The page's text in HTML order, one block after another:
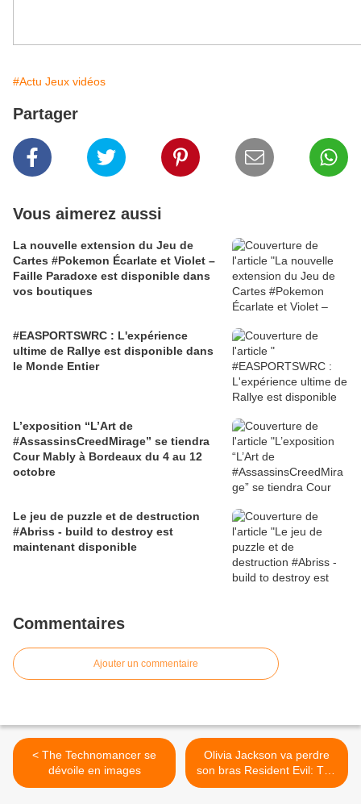
#Actu Jeux vidéos
Partager
Vous aimerez aussi
La nouvelle extension du Jeu de
Cartes #Pokemon Écarlate et Violet –
Faille Paradoxe est disponible dans
vos boutiques
#EASPORTSWRC : L'expérience
ultime de Rallye est disponible dans
le Monde Entier
L’exposition “L’Art de
#AssassinsCreedMirage” se tiendra
Cour Mably à Bordeaux du 4 au 12
octobre
Le jeu de puzzle et de destruction
#Abriss - build to destroy est
maintenant disponible
Commentaires
Ajouter un commentaire
< The Technomancer se
dévoile en images
Olivia Jackson va perdre
son bras Resident Evil: The
Final >